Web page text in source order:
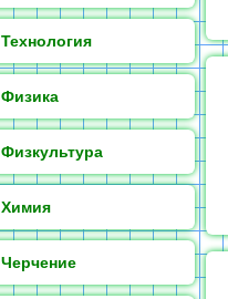
Технология
Физика
Физкультура
Химия
Черчение